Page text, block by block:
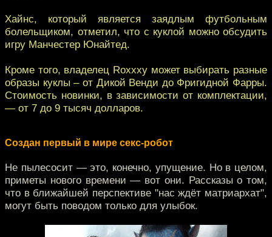
Хайнс, который является заядлым футбольным
болельщиком, отметил, что с куклой можно обсудить
игру Манчестер Юнайтед.
Кроме того, владелец Roxxxy может выбирать разные
образы куклы – от Дикой Венди до Фригидной Фарры.
Стоимость новинки, в зависимости от комплектации,
— от 7 до 9 тысяч долларов.
Создан первый в мире секс-робот
Не пылесосит — это, конечно, упущение. Но в целом,
приметы нового времени — вот они. Рассказы о том,
что в ближайшей перспективе "нас ждёт матриархат",
могут быть поводом только для улыбок.